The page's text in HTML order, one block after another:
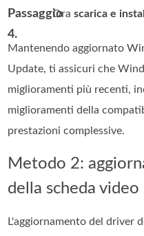
Passaggio
4.
Orascarica e
Mantenendo aggiornato
Update, ti assicuri che
miglioramenti più recenti,
miglioramenti della
prestazioni complessive.
Metodo 2:
della scheda video
L'aggiornamento del driver